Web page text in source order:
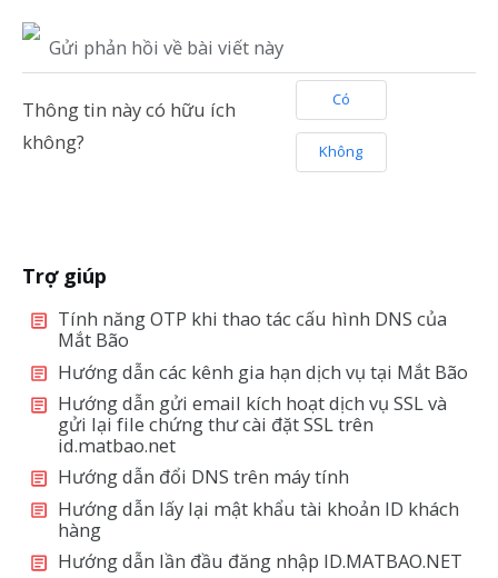
Gửi phản hồi về bài viết này
Thông tin này có hữu ích
không?
Có
Không
Trợ giúp
Tính năng OTP khi thao tác cấu hình DNS của
Mắt Bão
Hướng dẫn các kênh gia hạn dịch vụ tại Mắt Bão
Hướng dẫn gửi email kích hoạt dịch vụ SSL và
gửi lại file chứng thư cài đặt SSL trên
id.matbao.net
Hướng dẫn đổi DNS trên máy tính
Hướng dẫn lấy lại mật khẩu tài khoản ID khách
hàng
Hướng dẫn lần đầu đăng nhập ID.MATBAO.NET